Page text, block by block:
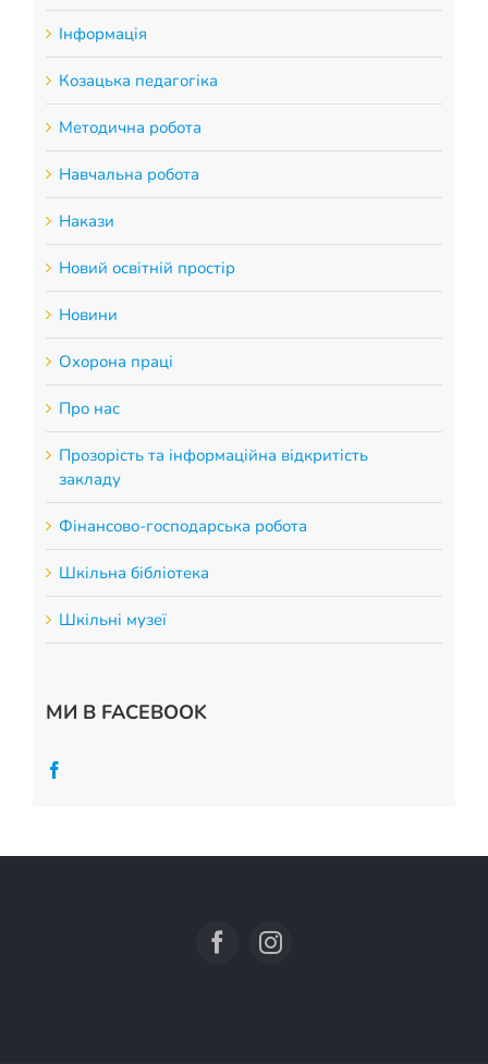
Інформація
Козацька педагогіка
Методична робота
Навчальна робота
Накази
Новий освітній простір
Новини
Охорона праці
Про нас
Прозорість та інформаційна відкритість
закладу
Фінансово-господарська робота
Шкільна бібліотека
Шкільні музеї
МИ В FACEBOOK